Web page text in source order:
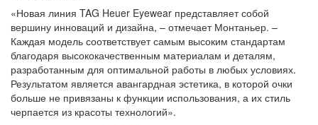
«Новая линия TAG Heuer Eyewear представляет собой
вершину инноваций и дизайна, – отмечает Монтаньер. –
Каждая модель соответствует самым высоким стандартам
благодаря высококачественным материалам и деталям,
разработанным для оптимальной работы в любых условиях.
Результатом является авангардная эстетика, в которой очки
больше не привязаны к функции использования, а их стиль
черпается из красоты технологий».